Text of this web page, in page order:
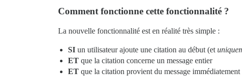
Comment fonctionne cette fonctionnalité ?
La nouvelle fonctionnalité est en réalité très simple :
SI un utilisateur ajoute une citation au début (et
ET que la citation concerne un message entier
ET que la citation provient du message immédiatement